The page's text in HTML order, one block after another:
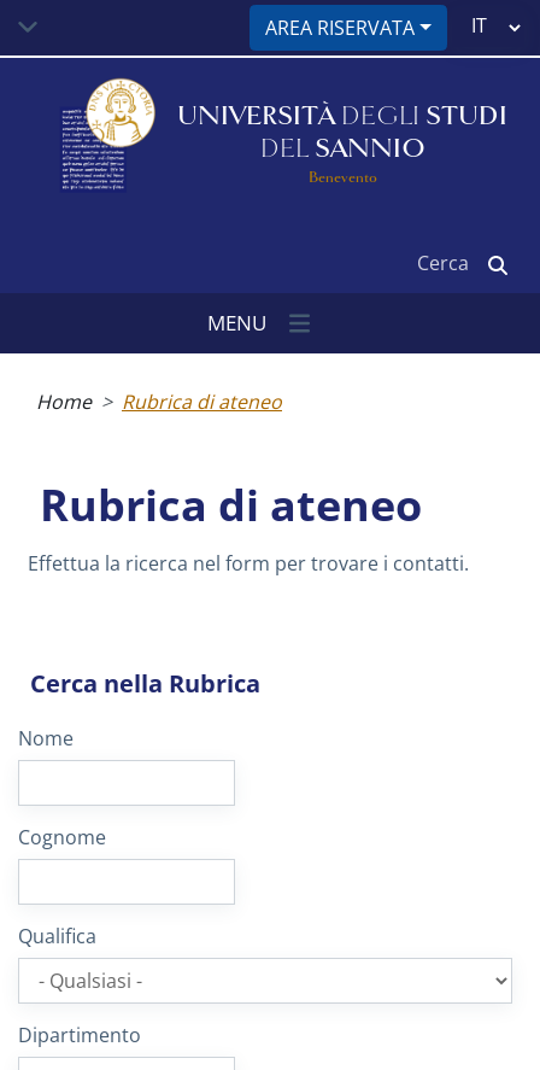
contenuto
AREA RISERVATA
Select
UNIVERSITÀ DEGLI STUDI
DEL SANNIO
Benevento
MENU
Home Rubrica di ateneo
Cerca nella Rubrica
Nome
Cognome
Qualifica
Dipartimento
Rubrica di ateneo
Effettua la ricerca nel form per trovare i contatti.